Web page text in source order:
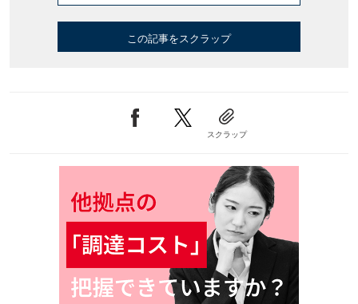
この記事をスクラップ
スクラップ